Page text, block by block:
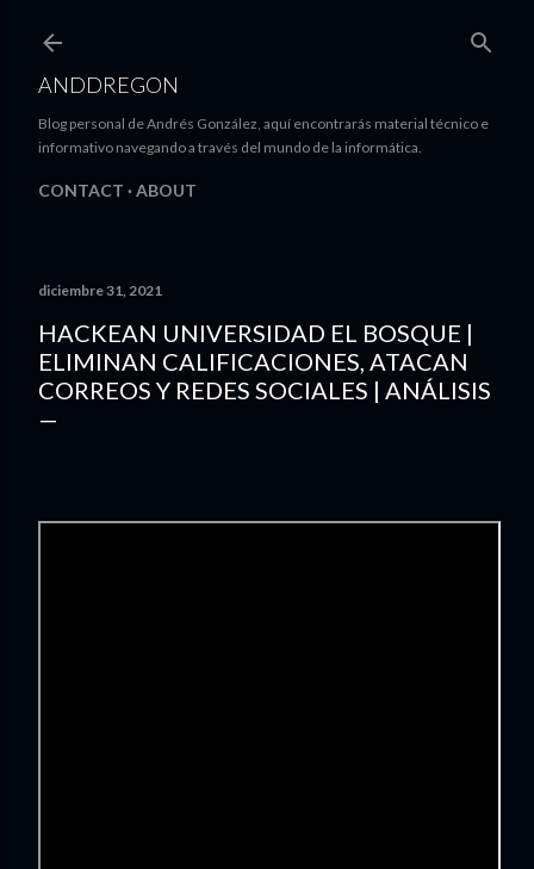
ANDDREGON
Blog personal de Andrés González, aquí encontrarás material técnico e
informativo navegando a través del mundo de la informática.
CONTACT ABOUT
diciembre 31, 2021
HACKEAN UNIVERSIDAD EL BOSQUE |
ELIMINAN CALIFICACIONES, ATACAN
CORREOS Y REDES SOCIALES | ANÁLISIS